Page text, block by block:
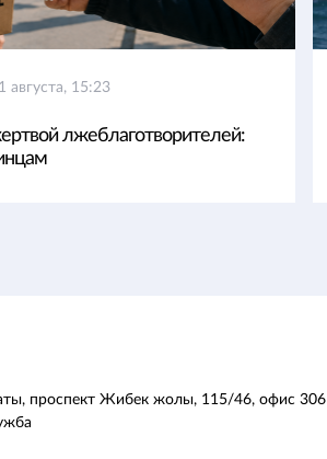
августа, 15:23
лжеблаготворителей:
проспект Жибек жолы, 115/46, офис 306